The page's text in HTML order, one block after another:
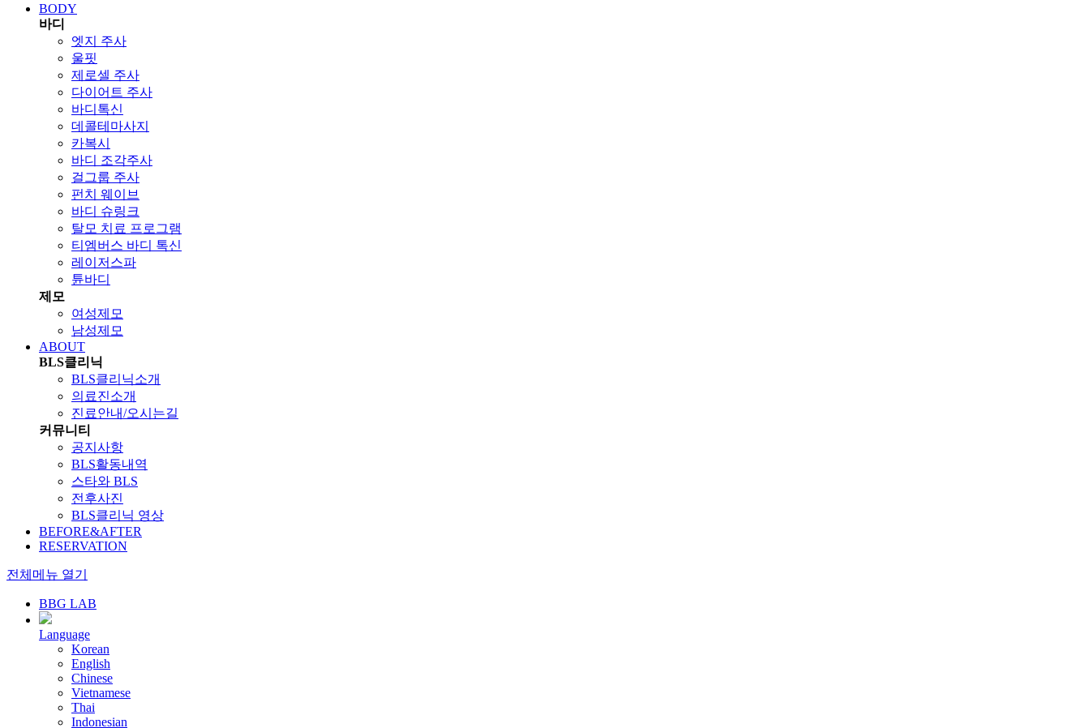
BODY
바디
엣지 주사
울핏
제로셀 주사
다이어트 주사
바디톡신
데콜테마사지
카복시
바디 조각주사
걸그룹 주사
펀치 웨이브
바디 슈링크
탈모 치료 프로그램
티엠버스 바디 톡신
레이저스파
튠바디
제모
여성제모
남성제모
ABOUT
BLS클리닉
BLS클리닉소개
의료진소개
진료안내/오시는길
커뮤니티
공지사항
BLS활동내역
스타와 BLS
전후사진
BLS클리닉 영상
BEFORE&AFTER
RESERVATION
전체메뉴 열기
BBG LAB
Language
Korean
English
Chinese
Vietnamese
Thai
Indonesian